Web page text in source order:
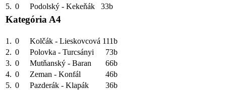
5. 0 Podolský - Kekeňák 33b
Kategória A4
1. 0 Kolčák - Lieskovcová 111b
2. 0 Polovka - Turcsányi
73b
3. 0 Mutňanský - Baran
66b
4. 0 Zeman - Konfál
46b
5. 0 Pazderák - Klapák 36b